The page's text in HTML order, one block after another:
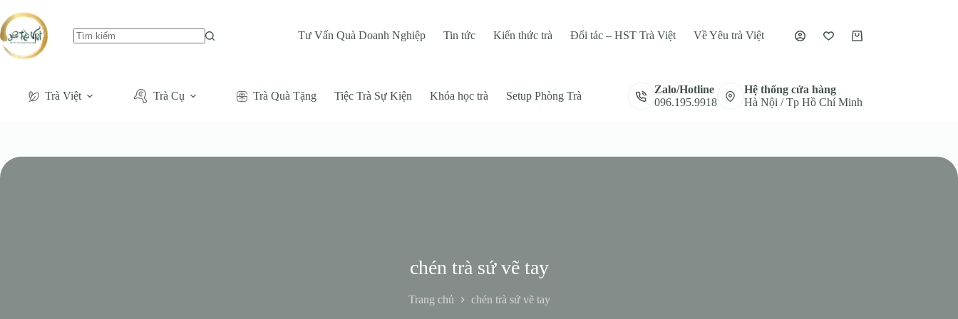
Tư Vấn Quà Doanh Nghiệp Tin tức Kiến thức trà Đối tác – HST Trà Việt Về Yêu trà Việt
Giỏ
Trà Việt Trà Cụ Trà Quà Tặng Tiệc Trà Sự Kiện Khóa học trà Setup Phòng Trà
Zalo/Hotline
096.195.9918
Hệ thống cửa hàng
Hà Nội / Tp Hồ Chí Minh
chén trà sứ vẽ tay
Trang chủ chén trà sứ vẽ tay